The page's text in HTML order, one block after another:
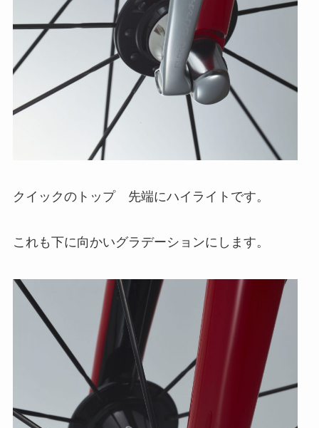
クイックのトップ 先端にハイライトです。
これも下に向かいグラデーションにします。